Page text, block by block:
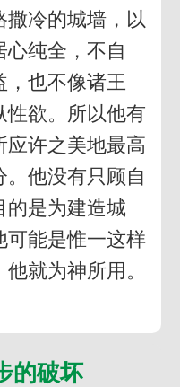
撒冷的城墙，以
心纯全，不自
，也不像诸王
性欲。所以他有
应许之美地最高
他没有只顾自
的是为建造城
可能是惟一这样
就为神所用。
的破坏